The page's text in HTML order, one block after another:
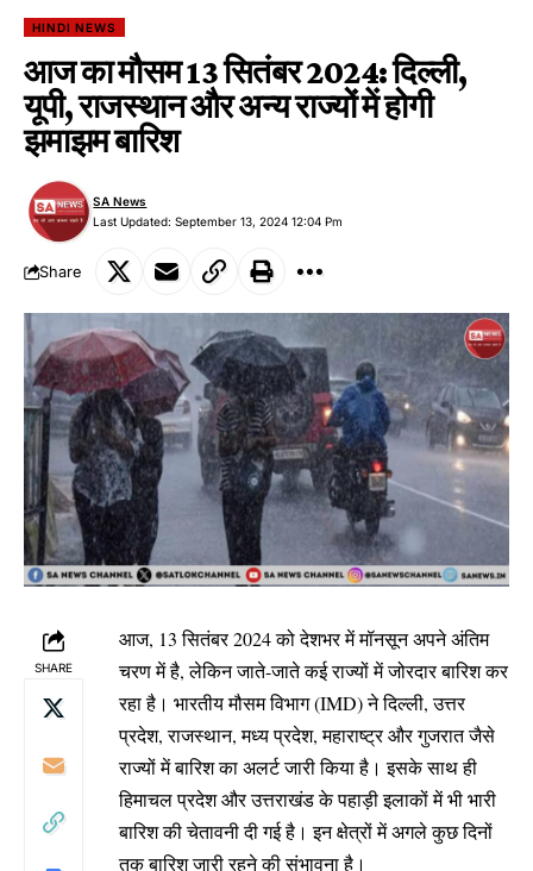
HINDI NEWS
आज का मौसम 13 सितंबर 2024: दिल्ली,
यूपी, राजस्थान और अन्य राज्यों में होगी
झमाझम बारिश
Last Updated: September 13, 2024 12:04 Pm
SA News
Share
SHARE
आज, 13 सितंबर 2024 को देशभर में मॉनसून अपने अंतिम
चरण में है, लेकिन जाते-जाते कई राज्यों में जोरदार बारिश कर
रहा है। भारतीय मौसम विभाग (IMD) ने दिल्ली, उत्तर
प्रदेश, राजस्थान, मध्य प्रदेश, महाराष्ट्र और गुजरात जैसे
राज्यों में बारिश का अलर्ट जारी किया है। इसके साथ ही
हिमाचल प्रदेश और उत्तराखंड के पहाड़ी इलाकों में भी भारी
बारिश की चेतावनी दी गई है। इन क्षेत्रों में अगले कुछ दिनों
तक बारिश जारी रहने की संभावना है।